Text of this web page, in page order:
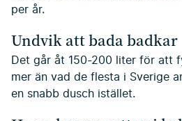
per år.
Undvik att bada badkar
Det går åt 150-200 liter för att
mer än vad de flesta i Sverige
en snabb dusch istället.